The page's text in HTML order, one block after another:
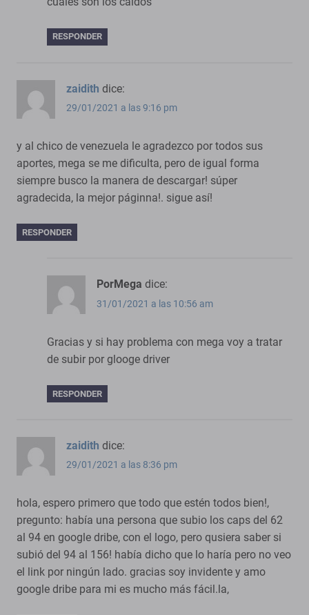
RESPONDER
zaidith dice:
29/01/2021 a las 9:16 pm
y al chico de venezuela le agradezco por todos sus
aportes, mega se me dificulta, pero de igual forma
siempre busco la manera de descargar! súper
agradecida, la mejor páginna!. sigue así!
RESPONDER
PorMega dice:
31/01/2021 a las 10:56 am
Gracias y si hay problema con mega voy a tratar
de subir por glooge driver
RESPONDER
zaidith dice:
29/01/2021 a las 8:36 pm
hola, espero primero que todo que estén todos bien!,
pregunto: había una persona que subio los caps del 62
al 94 en google dribe, con el logo, pero qusiera saber si
subió del 94 al 156! había dicho que lo haría pero no veo
el link por ningún lado. gracias soy invidente y amo
google dribe para mi es mucho más fácil.la,